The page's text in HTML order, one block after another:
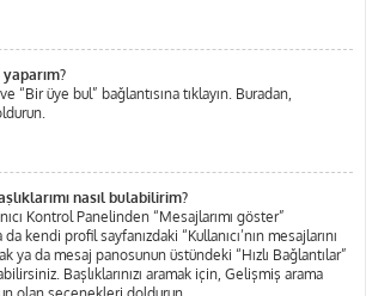
“Bir üye bul” bağlantısına tıklayın. Buradan,
nasıl bulabilirim?
Kontrol Panelinden “Mesajlarımı göster”
kendi profil sayfanızdaki “Kullanıcı’nın mesajlarını
ya da mesaj panosunun üstündeki “Hızlı Bağlantılar”
Başlıklarınızı aramak için, Gelişmiş arama